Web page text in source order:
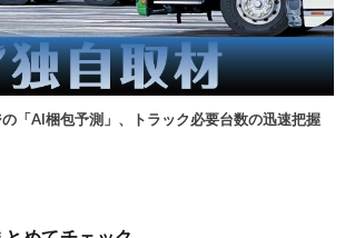
の「AI梱包予測」、トラック必要台数の迅速把握